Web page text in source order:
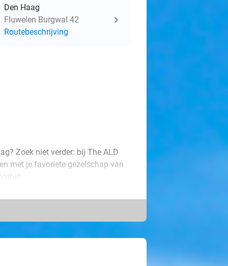
Den Haag
Fluwelen Burgwal 42
Routebeschrijving
Zoek niet verder: bij The ALD
met je favoriete gezelschap van
is voorzien. De kamer is
met toilet en
out van 13.00 uur kun je de
fantastisch verblijf bij dé ideale